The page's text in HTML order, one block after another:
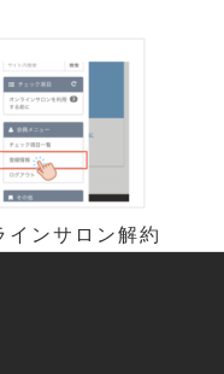
ンサロン解約